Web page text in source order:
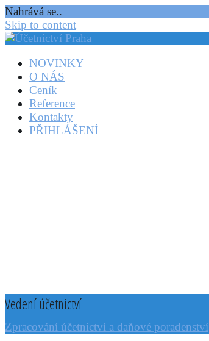
Nahrává se..
Skip to content
NOVINKY
O NÁS
Ceník
Reference
Kontakty
PŘIHLÁŠENÍ
Vedení účetnictví
Zpracování účetnictví a daňové poradenství